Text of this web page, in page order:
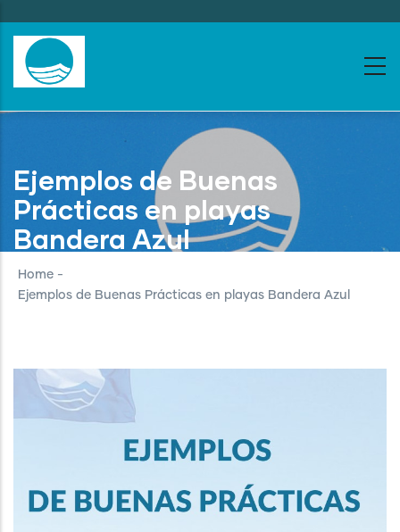
to
main
content
Ejemplos de Buenas
Prácticas en playas
Bandera Azul
Home -
Ejemplos de Buenas Prácticas en playas Bandera Azul